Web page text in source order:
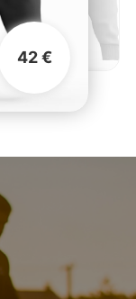
42 €